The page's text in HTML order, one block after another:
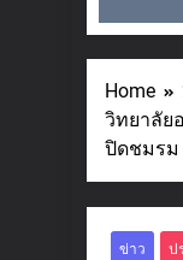
Home
วิทยาลัย
ปิดชมรม
ข่าว ป